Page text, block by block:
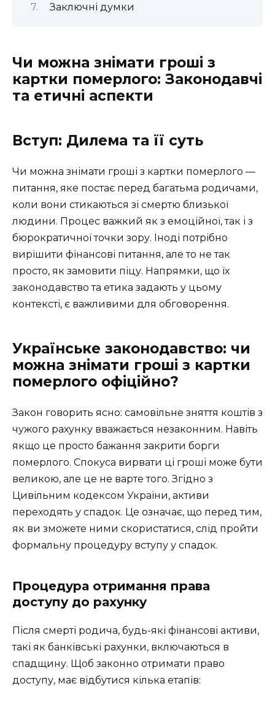
Заключні думки
Чи можна знімати гроші з
картки померлого: Законодавчі
та етичні аспекти
Вступ: Дилема та її суть
Чи можна знімати гроші з картки померлого —
питання, яке постає перед багатьма родичами,
коли вони стикаються зі смертю близької
людини. Процес важкий як з емоційної, так і з
бюрократичної точки зору. Іноді потрібно
вирішити фінансові питання, але то не так
просто, як замовити піцу. Напрямки, що їх
законодавство та етика задають у цьому
контексті, є важливими для обговорення.
Українське законодавство: чи
можна знімати гроші з картки
померлого офіційно?
Закон говорить ясно: самовільне зняття коштів з
чужого рахунку вважається незаконним. Навіть
якщо це просто бажання закрити борги
померлого. Спокуса вирвати ці гроші може бути
великою, але це не варте того. Згідно з
Цивільним кодексом України, активи
переходять у спадок. Це означає, що перед тим,
як ви зможете ними скористатися, слід пройти
формальну процедуру вступу у спадок.
Процедура отримання права
доступу до рахунку
Після смерті родича, будь-які фінансові активи,
такі як банківські рахунки, включаються в
спадщину. Щоб законно отримати право
доступу, має відбутися кілька етапів: